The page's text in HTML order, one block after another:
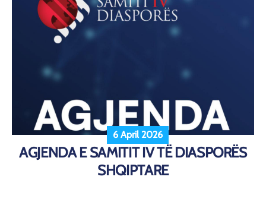
6 April 2026
AGJENDA E SAMITIT IV TË DIASPORËS
SHQIPTARE